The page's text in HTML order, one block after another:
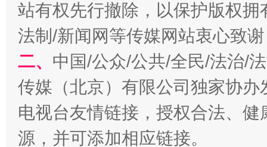
受贿1.44亿！段成刚被判无期 从幼
站有权先行撤除，以保护版权
法制/新闻网等传媒网站衷心致
二、 中国/公众/公共/全民/法治/
传媒（北京）有限公司独家协
电视台友情链接，授权合法、
源，并可添加相应链接。